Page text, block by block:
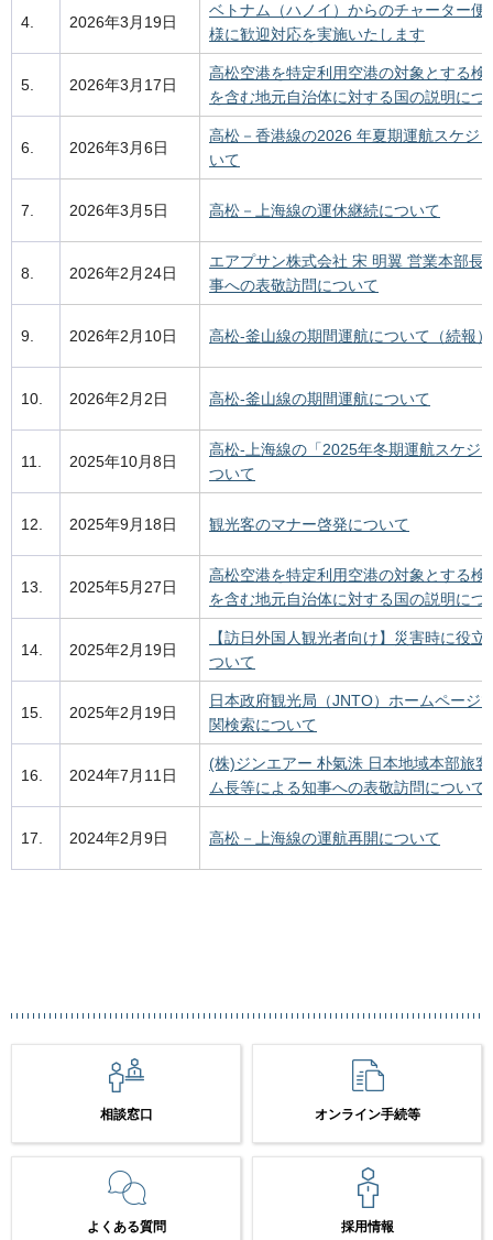
4. 2026年3月19日
ベトナム（ハノイ）からのチャーター便
様に歓迎対応を実施いたします
5. 2026年3月17日
高松空港を特定利用空港の対象とする検
を含む地元自治体に対する国の説明につ
6. 2026年3月6日
高松－香港線の2026 年夏期運航スケジ
いて
7. 2026年3月5日 高松－上海線の運休継続について
8. 2026年2月24日
エアプサン株式会社 宋 明翼 営業本部長
事への表敬訪問について
9. 2026年2月10日 高松-釜山線の期間運航について（続報）
10. 2026年2月2日 高松-釜山線の期間運航について
11. 2025年10月8日
高松-上海線の「2025年冬期運航スケジ
ついて
12. 2025年9月18日 観光客のマナー啓発について
13. 2025年5月27日
高松空港を特定利用空港の対象とする検
を含む地元自治体に対する国の説明につ
14. 2025年2月19日
【訪日外国人観光者向け】災害時に役立
ついて
15. 2025年2月19日
日本政府観光局（JNTO）ホームページ
関検索について
16. 2024年7月11日
(株)ジンエアー 朴氣洙 日本地域本部旅
ム長等による知事への表敬訪問について
17. 2024年2月9日 高松－上海線の運航再開について
相談窓口 オンライン手続等
よくある質問 採用情報